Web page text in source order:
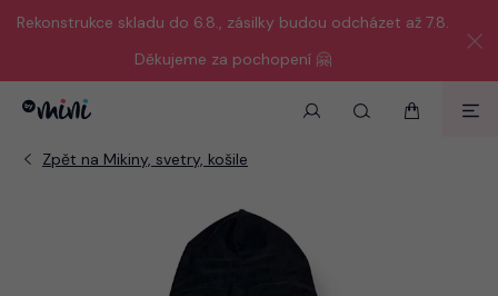
Rekonstrukce skladu do 6.8., zásilky budou odcházet až 7.8.
Děkujeme za pochopení 🤗